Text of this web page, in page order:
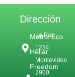
Dirección
La Paz
1234,
Montevideo
2900
Matrix Eco
Heliar
Freedom